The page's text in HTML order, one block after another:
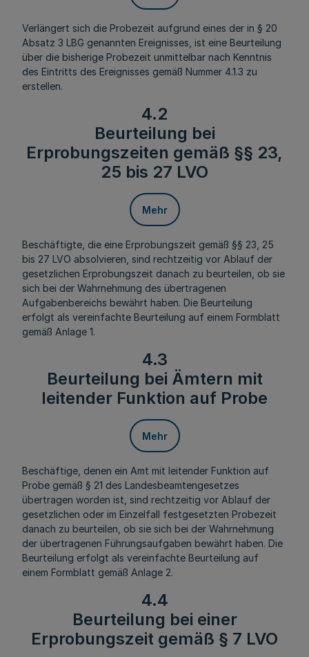
Verlängert sich die Probezeit aufgrund eines der in § 20
Absatz 3 LBG genannten Ereignisses, ist eine Beurteilung
über die bisherige Probezeit unmittelbar nach Kenntnis
des Eintritts des Ereignisses gemäß Nummer 4.1.3 zu
erstellen.
4.2
Beurteilung bei
Erprobungszeiten gemäß §§ 23,
25 bis 27 LVO
Mehr
Beschäftigte, die eine Erprobungszeit gemäß §§ 23, 25
bis 27 LVO absolvieren, sind rechtzeitig vor Ablauf der
gesetzlichen Erprobungszeit danach zu beurteilen, ob sie
sich bei der Wahrnehmung des übertragenen
Aufgabenbereichs bewährt haben. Die Beurteilung
erfolgt als vereinfachte Beurteilung auf einem Formblatt
gemäß Anlage 1.
4.3
Beurteilung bei Ämtern mit
leitender Funktion auf Probe
Mehr
Beschäftige, denen ein Amt mit leitender Funktion auf
Probe gemäß § 21 des Landesbeamtengesetzes
übertragen worden ist, sind rechtzeitig vor Ablauf der
gesetzlichen oder im Einzelfall festgesetzten Probezeit
danach zu beurteilen, ob sie sich bei der Wahrnehmung
der übertragenen Führungsaufgaben bewährt haben. Die
Beurteilung erfolgt als vereinfachte Beurteilung auf
einem Formblatt gemäß Anlage 2.
4.4
Beurteilung bei einer
Erprobungszeit gemäß § 7 LVO